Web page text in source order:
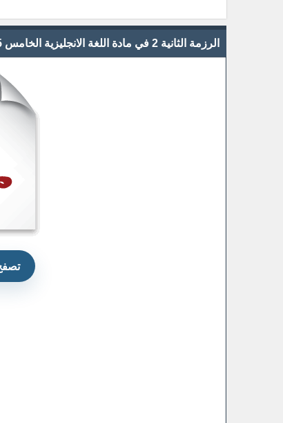
الرزمة الثانية 2 في مادة اللغة الانجليزية الخامس 5 الأساسي الفصل الأول 2020 الفترة 2